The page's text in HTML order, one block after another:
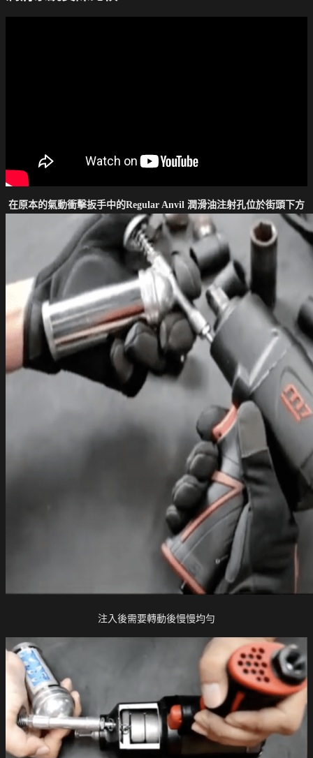
在原本的氣動衝擊扳手中的Regular Anvil 潤滑油注射孔位於街頭下方
注入後需要轉動後慢慢均勻